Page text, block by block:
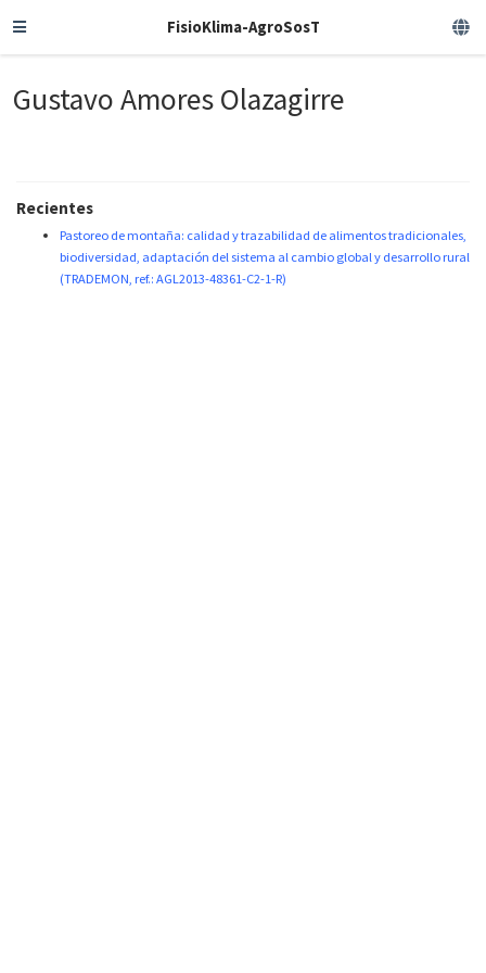
FisioKlima-AgroSosT
Gustavo Amores Olazagirre
Recientes
Pastoreo de montaña: calidad y trazabilidad de alimentos tradicionales,
biodiversidad, adaptación del sistema al cambio global y desarrollo rural
(TRADEMON, ref.: AGL2013-48361-C2-1-R)